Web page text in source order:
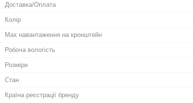
Доставка/Оплата
Колір
Мах навантаження на кронштейн
Робоча вологість
Розміри
Стан
Країна реєстрації бренду